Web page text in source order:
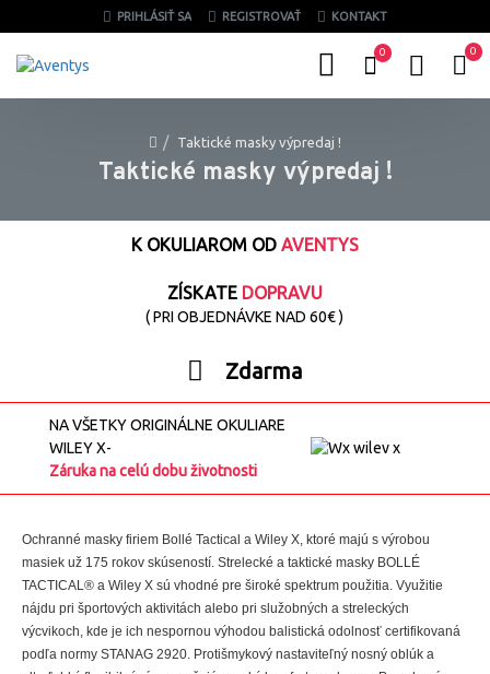
PRIHLÁSIŤ SA REGISTROVAŤ KONTAKT
0 0
Taktické masky výpredaj !
Taktické masky výpredaj !
K OKULIAROM OD AVENTYS
ZÍSKATE DOPRAVU
( PRI OBJEDNÁVKE NAD 60€ )
Zdarma
NA VŠETKY ORIGINÁLNE OKULIARE
WILEY X-
Záruka na celú dobu životnosti
Ochranné masky firiem Bollé Tactical a Wiley X, ktoré majú s výrobou
masiek už 175 rokov skúseností. Strelecké a taktické masky BOLLÉ
TACTICAL® a Wiley X sú vhodné pre široké spektrum použitia. Využitie
nájdu pri športových aktivitách alebo pri služobných a streleckých
výcvikoch, kde je ich nespornou výhodou balistická odolnosť certifikovaná
podľa normy STANAG 2920. Protišmykový nastaviteľný nosný oblúk a